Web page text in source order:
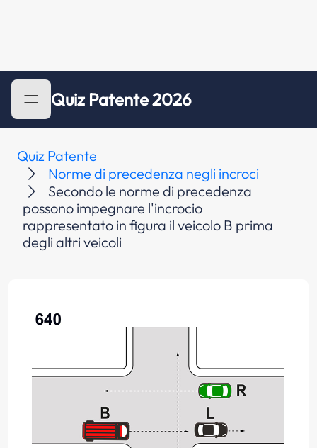
Quiz Patente 2026
Quiz Patente
Norme di precedenza negli incroci
Secondo le norme di precedenza
possono impegnare l'incrocio
rappresentato in figura il veicolo B prima
degli altri veicoli